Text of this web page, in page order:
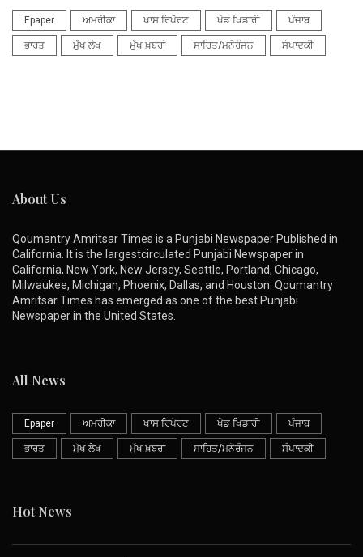
Epaper ਅਮਰੀਕਾ ਖਾਸ ਰਿਪੋਰਟ ਖੇਡ ਖਿਡਾਰੀ ਪੰਜਾਬ
ਭਾਰਤ ਮੁੱਖ ਲੇਖ ਮੁੱਖ ਖ਼ਬਰਾਂ ਸਾਹਿਤ/ਮਨੋਰੰਜਨ ਸੰਪਾਦਕੀ
About Us
Qoumantry Amritsar Times is a Punjabi Newspaper Published in
California. It is the largestcirculated Punjabi Newspaper in
California, New York, New Jersey, Seattle, Portland, Chicago,
Milwaukee, Michigan, Phoenix, Dallas, and Houston. Qoumantry
Amritsar Times has emerged as one of the best Punjabi
Newspaper in the United States.
All News
Epaper ਅਮਰੀਕਾ ਖਾਸ ਰਿਪੋਰਟ ਖੇਡ ਖਿਡਾਰੀ ਪੰਜਾਬ
ਭਾਰਤ ਮੁੱਖ ਲੇਖ ਮੁੱਖ ਖ਼ਬਰਾਂ ਸਾਹਿਤ/ਮਨੋਰੰਜਨ ਸੰਪਾਦਕੀ
Hot News